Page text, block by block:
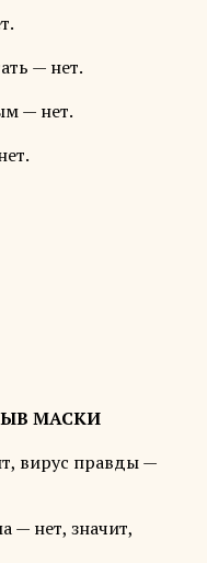
— нет.
— нет.
МАСКИ
вирус правды —
— нет, значит,